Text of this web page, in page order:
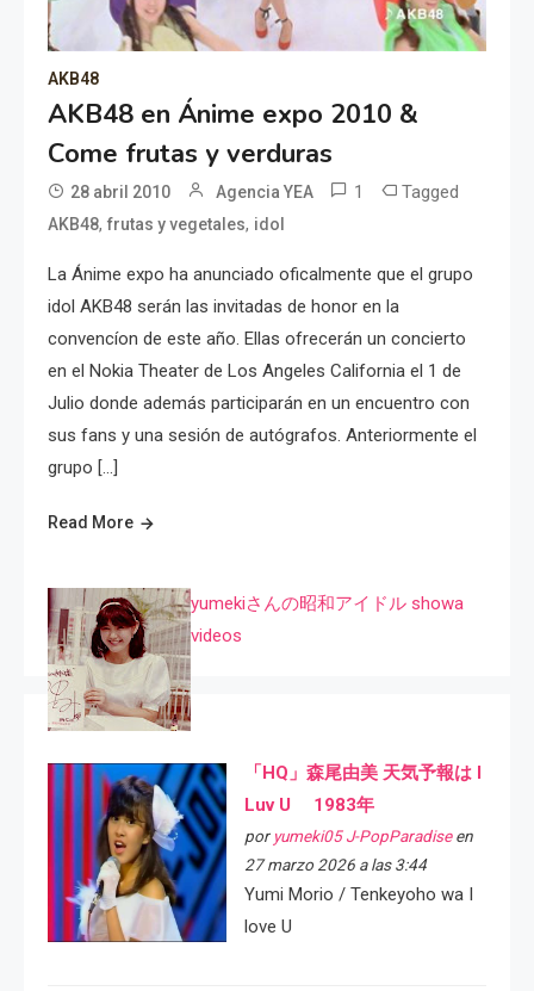
AKB48
AKB48 en Ánime expo 2010 &
Come frutas y verduras
28 abril 2010 Agencia YEA 1 Tagged
AKB48,frutas y vegetales, idol
La Ánime expo ha anunciado oficalmente que el grupo
idol AKB48 serán las invitadas de honor en la
convencíon de este año. Ellas ofrecerán un concierto
en el Nokia Theater de Los Angeles California el 1 de
Julio donde además participarán en un encuentro con
sus fans y una sesión de autógrafos. Anteriormente el
grupo […]
Read More
yumekiさんの昭和アイドル showa
videos
「HQ」森尾由美 天気予報は I
Luv U 1983年
por yumeki05 J-PopParadiseen
27 marzo 2026 a las 3:44
Yumi Morio / Tenkeyoho wa I
love U